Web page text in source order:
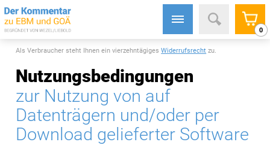
0
Als Verbraucher steht Ihnen ein vierzehntägigesWiderrufsrecht zu.
Nutzungsbedingungen
zur Nutzung von auf
Datenträgern und/oder per
Download gelieferter Software